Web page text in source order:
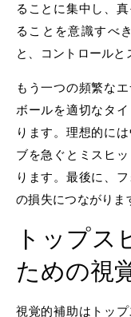
ることに集中し、
ることを意識すべ
と、コントロールと
もう一つの頻繁な
ボールを適切なタ
ります。理想的に
ブを急ぐとミスヒ
ります。最後に、
の損失につながりま
トップス
ための視
視覚的補助はトッ